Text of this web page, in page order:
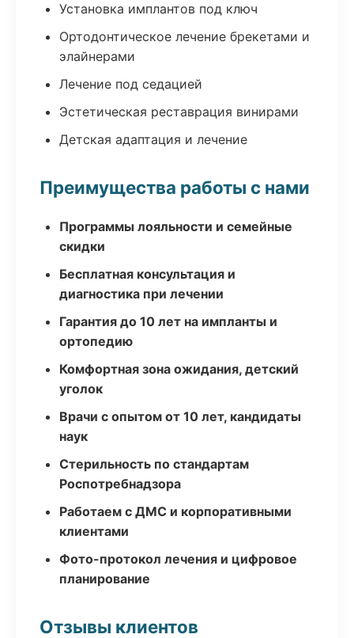
Установка имплантов под ключ
Ортодонтическое лечение брекетами и
элайнерами
Лечение под седацией
Эстетическая реставрация винирами
Детская адаптация и лечение
Преимущества работы с нами
Программы лояльности и семейные
скидки
Бесплатная консультация и
диагностика при лечении
Гарантия до 10 лет на импланты и
ортопедию
Комфортная зона ожидания, детский
уголок
Врачи с опытом от 10 лет, кандидаты
наук
Стерильность по стандартам
Роспотребнадзора
Работаем с ДМС и корпоративными
клиентами
Фото-протокол лечения и цифровое
планирование
Отзывы клиентов